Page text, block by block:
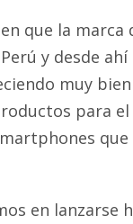
que la marca
y desde
muy
para
que
en lanzarse